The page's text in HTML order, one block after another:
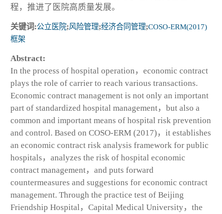
程，推进了医院高质量发展。
关键词:公立医院;风险管理;经济合同管理;COSO-ERM(2017)
框架
Abstract:
In the process of hospital operation，economic contract
plays the role of carrier to reach various transactions.
Economic contract management is not only an important
part of standardized hospital management，but also a
common and important means of hospital risk prevention
and control. Based on COSO-ERM (2017)，it establishes
an economic contract risk analysis framework for public
hospitals，analyzes the risk of hospital economic
contract management，and puts forward
countermeasures and suggestions for economic contract
management. Through the practice test of Beijing
Friendship Hospital，Capital Medical University，the